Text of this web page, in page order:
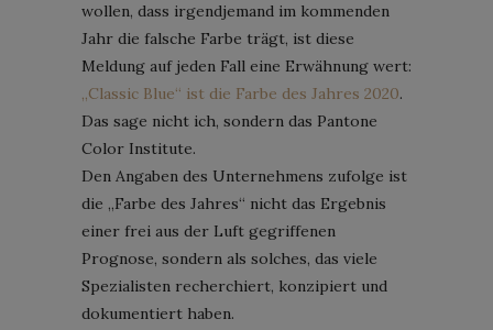
wollen, dass irgendjemand im kommenden
Jahr die falsche Farbe trägt, ist diese
Meldung auf jeden Fall eine Erwähnung wert:
„Classic Blue“ ist die Farbe des Jahres 2020.
Das sage nicht ich, sondern das Pantone
Color Institute.
Den Angaben des Unternehmens zufolge ist
die „Farbe des Jahres“ nicht das Ergebnis
einer frei aus der Luft gegriffenen
Prognose, sondern als solches, das viele
Spezialisten recherchiert, konzipiert und
dokumentiert haben.